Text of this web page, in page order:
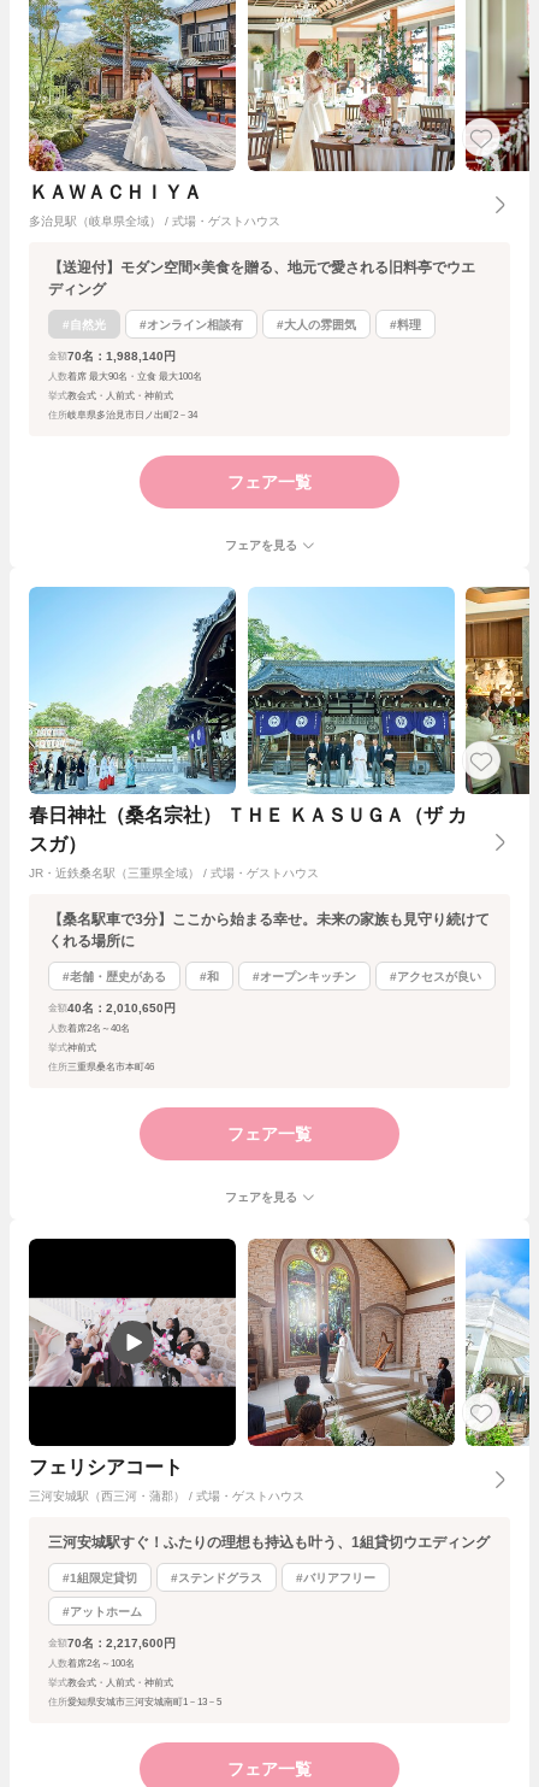
ＫＡＷＡＣＨＩＹＡ
多治見駅（岐阜県全域） / 式場・ゲストハウス
【送迎付】モダン空間×美食を贈る、地元で愛される旧料亭でウエ
ディング
#自然光 #オンライン相談有 #大人の雰囲気 #料理
金額 70名：1,988,140円
人数着席 最大90名・立食 最大100名
挙式教会式・人前式・神前式
住所岐阜県多治見市日ノ出町2－34
フェア一覧
フェアを見る
春日神社（桑名宗社） ＴＨＥ ＫＡＳＵＧＡ（ザ カ
スガ）
JR・近鉄桑名駅（三重県全域） / 式場・ゲストハウス
【桑名駅車で3分】ここから始まる幸せ。未来の家族も見守り続けて
くれる場所に
#老舗・歴史がある #和 #オープンキッチン #アクセスが良い
金額 40名：2,010,650円
人数着席2名～40名
挙式神前式
住所三重県桑名市本町46
フェア一覧
フェアを見る
フェリシアコート
三河安城駅（西三河・蒲郡） / 式場・ゲストハウス
三河安城駅すぐ！ふたりの理想も持込も叶う、1組貸切ウエディング
#1組限定貸切 #ステンドグラス #バリアフリー
#アットホーム
金額 70名：2,217,600円
人数着席2名～100名
挙式教会式・人前式・神前式
住所愛知県安城市三河安城南町1－13－5
フェア一覧